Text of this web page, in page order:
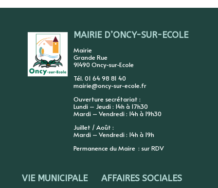
MAIRIE D’ONCY-SUR-ECOLE
Mairie
Grande Rue
91490 Oncy-sur-Ecole
Tél. 01 64 98 81 40
mairie@oncy-sur-ecole.fr
Ouverture secrétariat :
Lundi – Jeudi : 14h à 17h30
Mardi – Vendredi : 14h à 19h30
Juillet / Août :
Mardi – Vendredi : 14h à 19h
Permanence du Maire : sur RDV
VIE MUNICIPALE AFFAIRES SOCIALES